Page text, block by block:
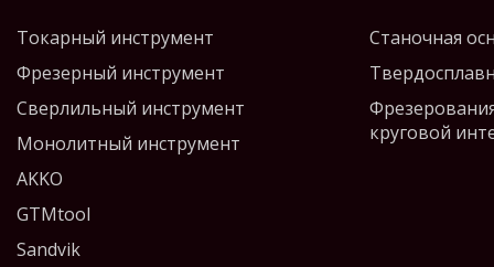
Токарный инструмент
Фрезерный инструмент
Сверлильный инструмент
Монолитный инструмент
AKKO
GTMtool
Sandvik
Станочная
круговой